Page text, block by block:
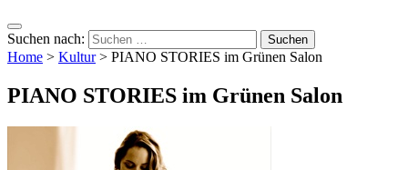
Suchen nach:
Home > Kultur> PIANO STORIES im Grünen Salon
PIANO STORIES im Grünen Salon